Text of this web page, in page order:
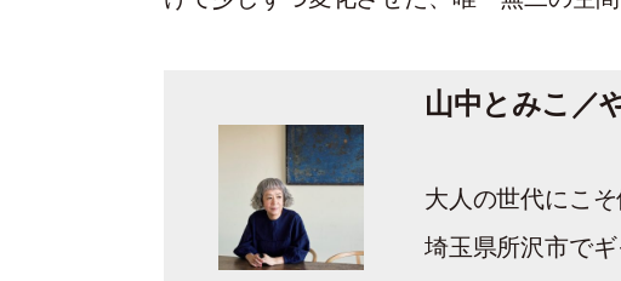
山中とみこ／
大人の世代にこ
埼玉県所沢市でギ